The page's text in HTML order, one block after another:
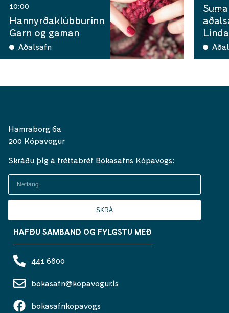
10:00
Hannyrðaklúbburinn
Garn og gaman
Aðalsafn
Hamraborg 6a
200 Kópavogur
Skráðu þig á fréttabréf Bókasafns Kópavogs:
SKRÁ
HAFÐU SAMBAND OG FYLGSTU MEÐ
441 6800
bokasafn@kopavogur.is
bokasafnkopavogs